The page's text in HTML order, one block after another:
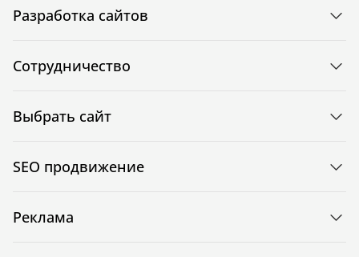
Разработка сайтов
Сотрудничество
Выбрать сайт
SEO продвижение
Реклама